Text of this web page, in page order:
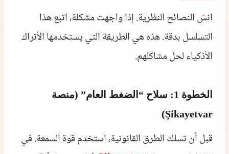
انسَ النصائح النظرية. إذا واجهت مشكلة، اتبع هذا
التسلسل بدقة. هذه هي الطريقة التي يستخدمها الأتراك
الأذكياء لحل مشاكلهم.
الخطوة 1: سلاح “الضغط العام” (منصة
Şikayetvar)
قبل أن تسلك الطرق القانونية، استخدم قوة السمعة. في